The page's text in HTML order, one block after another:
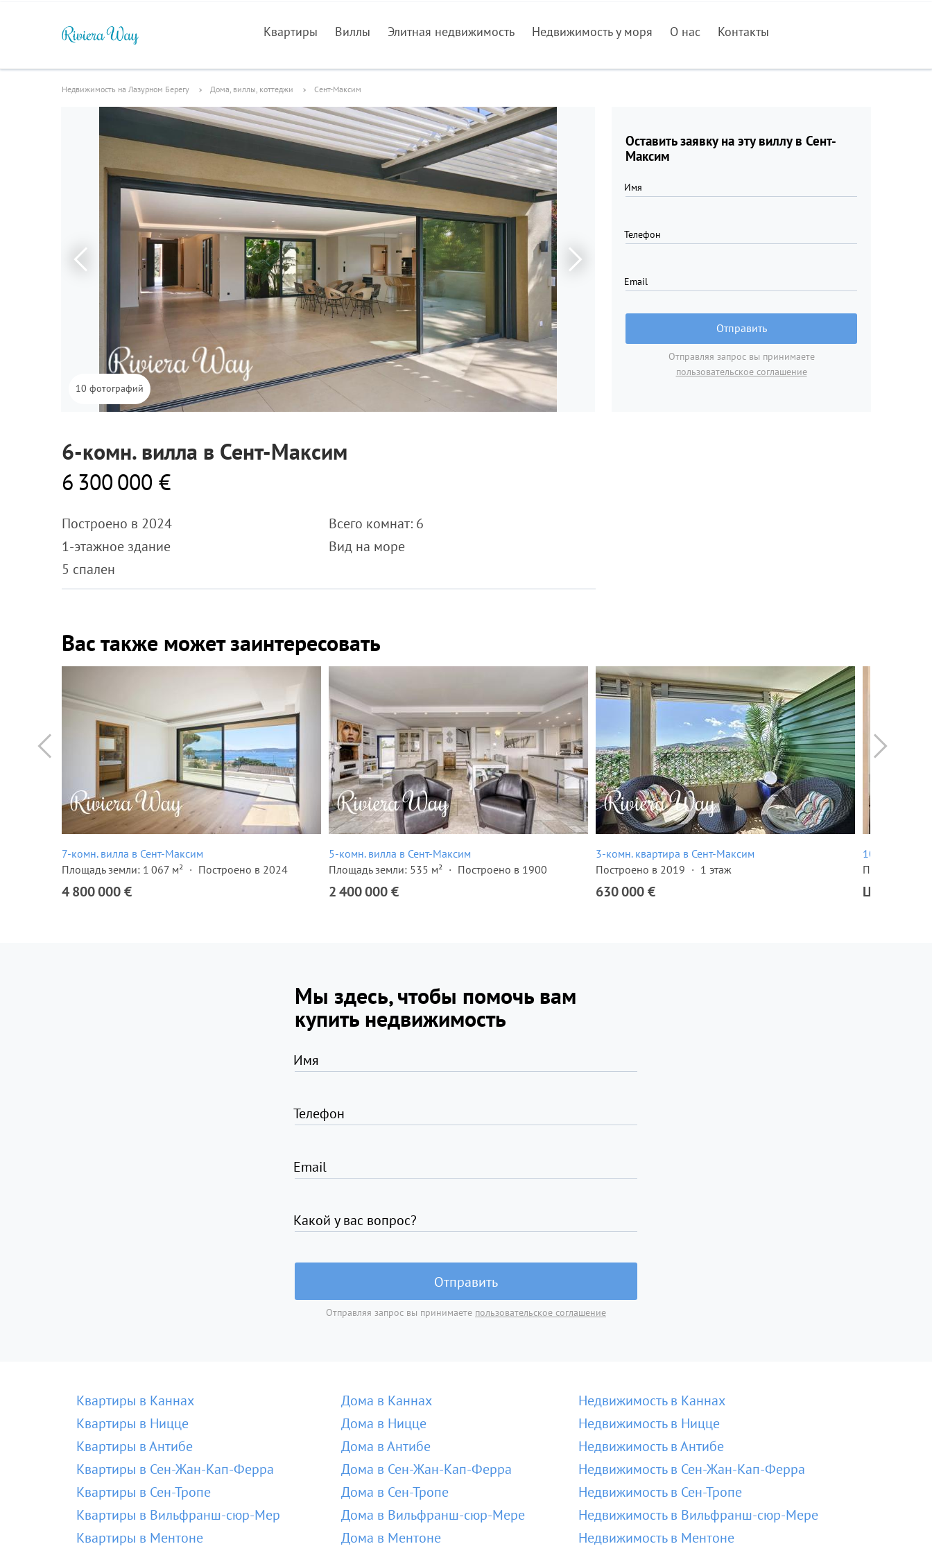
Квартиры Виллы Элитная недвижимость Недвижимость у моря О нас Контакты
Недвижимость на Лазурном Берегу Дома, виллы, коттеджи Сент-Максим
Оставить заявку на эту виллу в Сент-
Максим
Имя
Телефон
Email
Отправить
Отправляя запрос вы принимаете
пользовательское соглашение
10 фотографий
6-комн. вилла в Сент-Максим
6 300 000 €
Построено в 2024
1-этажное здание
5 спален
Всего комнат: 6
Вид на море
Вас также может заинтересовать
7-комн. вилла в Сент-Максим
Площадь земли: 1 067 м²
Построено в 2024
4 800 000 €
5-комн. вилла в Сент-Максим
Площадь земли: 535 м²
Построено в 1900
2 400 000 €
3-комн. квартира в Сент-Максим
Построено в 2019
1 этаж
630 000 €
10-комн.
Площадь
Цена по
Мы здесь, чтобы помочь вам
купить недвижимость
Имя
Телефон
Email
Какой у вас вопрос?
Отправить
Отправляя запрос вы принимаете пользовательское соглашение
Квартиры в Каннах
Квартиры в Ницце
Квартиры в Антибе
Квартиры в Сен-Жан-Кап-Ферра
Квартиры в Сен-Тропе
Квартиры в Вильфранш-сюр-Мер
Квартиры в Ментоне
Дома в Каннах
Дома в Ницце
Дома в Антибе
Дома в Сен-Жан-Кап-Ферра
Дома в Сен-Тропе
Дома в Вильфранш-сюр-Мере
Дома в Ментоне
Недвижимость в Каннах
Недвижимость в Ницце
Недвижимость в Антибе
Недвижимость в Сен-Жан-Кап-Ферра
Недвижимость в Сен-Тропе
Недвижимость в Вильфранш-сюр-Мере
Недвижимость в Ментоне